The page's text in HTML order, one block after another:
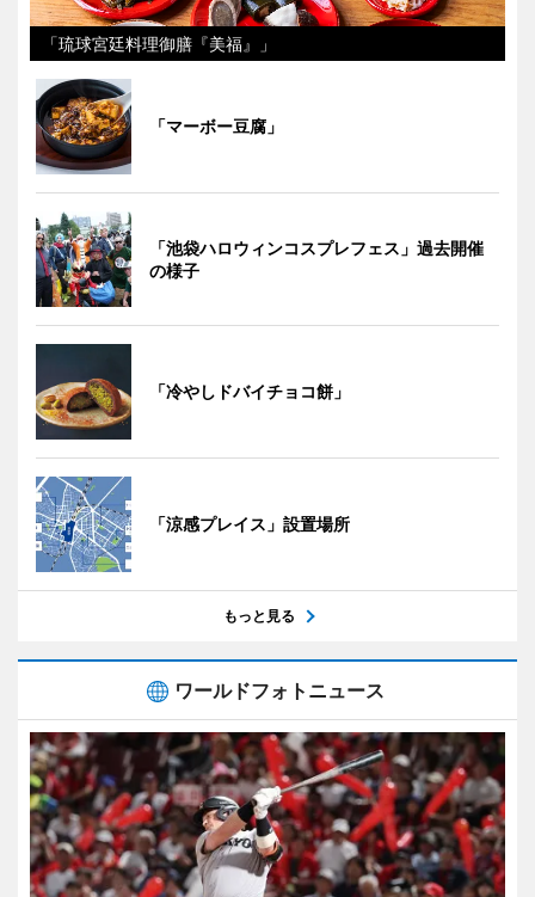
「琉球宮廷料理御膳『美福』」
「マーボー豆腐」
「池袋ハロウィンコスプレフェス」過去開催
の様子
「冷やしドバイチョコ餅」
「涼感プレイス」設置場所
もっと見る
ワールドフォトニュース